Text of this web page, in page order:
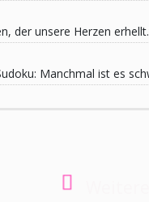
der unsere Herzen
Manchmal ist es